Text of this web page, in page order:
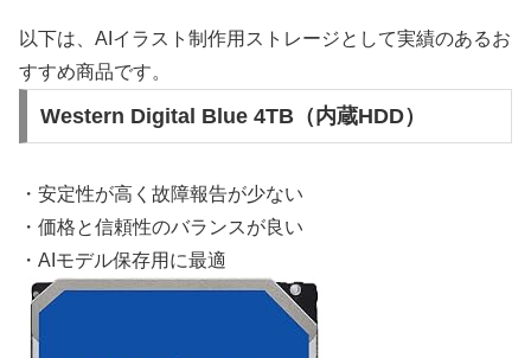
以下は、AIイラスト制作用ストレージとして実績のあるお
すすめ商品です。
Western Digital Blue 4TB（内蔵HDD）
・安定性が高く故障報告が少ない
・価格と信頼性のバランスが良い
・AIモデル保存用に最適